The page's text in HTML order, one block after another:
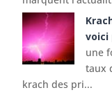
voici
une
taux
krach des pri...